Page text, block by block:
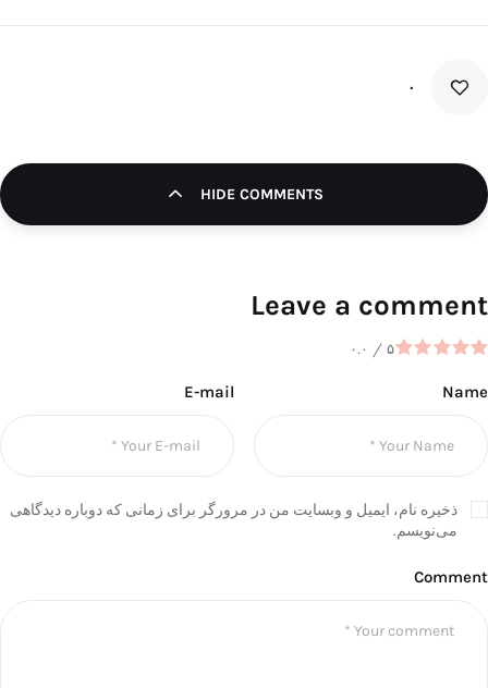
۰
HIDE COMMENTS
Leave a comment
۰.۰ / ۵
Name
E-mail
ذخیره نام، ایمیل و وبسایت من در مرورگر برای زمانی که دوباره دیدگاهی
می‌نویسم.
Comment